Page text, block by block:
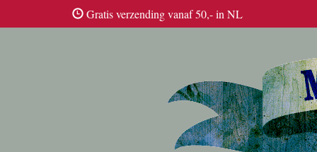
Gratis verzending vanaf 50,- in NL